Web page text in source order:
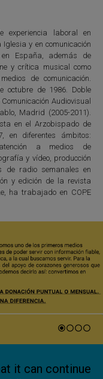
experiencia laboral en
y en comunicación
España, además de
y crítica musical como
de comunicación.
octubre de 1986. Doble
Audiovisual
Madrid (2005-2011).
en el Arzobispado de
en diferentes ámbitos:
a medios de
y vídeo, producción
de radio semanales en
y edición de la revista
ha trabajado en COPE